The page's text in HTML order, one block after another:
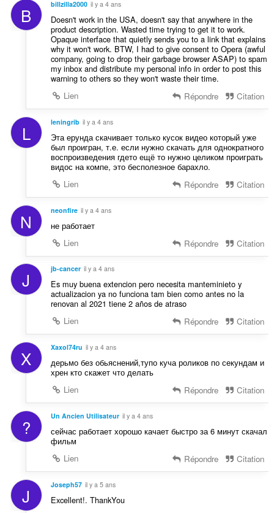
B billzilla2000 il y a 4 ans
Doesn't work in the USA, doesn't say that anywhere in the
product description. Wasted time trying to get it to work.
Opaque interface that quietly sends you to a link that explains
why it won't work. BTW, I had to give consent to Opera (awful
company, going to drop their garbage browser ASAP) to spam
my inbox and distribute my personal info in order to post this
warning to others so they won't waste their time.
Lien
Répondre Citation
L leningrib il y a 4 ans
Эта ерунда скачивает только кусок видео который уже
был проигран, т.е. если нужно скачать для однократного
воспроизведения гдето ещё то нужно целиком проиграть
видос на компе, это бесполезное барахло.
Lien
Répondre Citation
N neonfire il y a 4 ans
не работает
Lien
Répondre Citation
J jb-cancer il y a 4 ans
Es muy buena extencion pero necesita manteminieto y
actualizacion ya no funciona tam bien como antes no la
renovan al 2021 tiene 2 años de atraso
Lien
Répondre Citation
X Xaxol74ru il y a 4 ans
дерьмо без обьяснений,тупо куча роликов по секундам и
хрен кто скажет что делать
Lien
Répondre Citation
? Un Ancien Utilisateur il y a 4 ans
сейчас работает хорошо качает быстро за 6 минут скачал
фильм
Lien
Répondre Citation
J Joseph57 il y a 5 ans
Excellent!. ThankYou